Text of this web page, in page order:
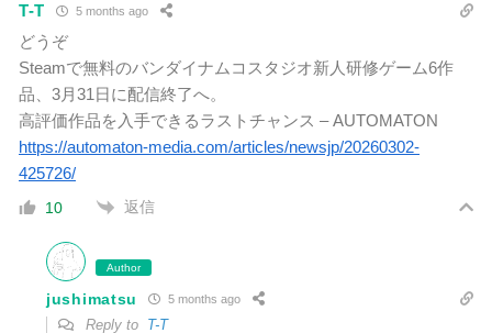
T-T 5 months ago
どうぞ
Steamで無料のバンダイナムコスタジオ新人研修ゲーム6作
品、3月31日に配信終了へ。
高評価作品を入手できるラストチャンス – AUTOMATON
https://automaton-media.com/articles/newsjp/20260302-
425726/
10 返信
Author
jushimatsu 5 months ago
Reply to T-T